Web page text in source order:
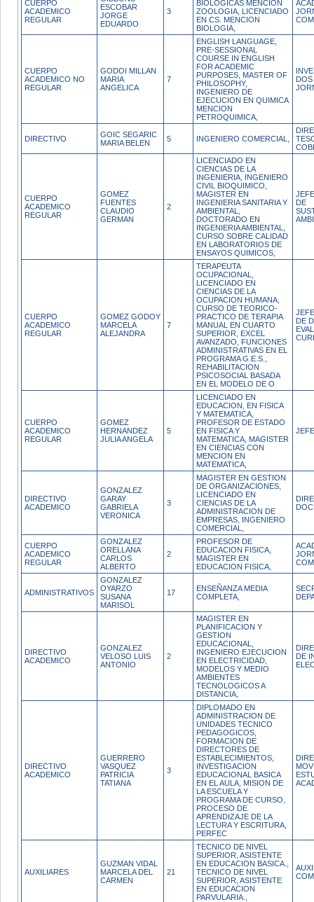
CUERPO
ACADEMICO
REGULAR
ESCOBAR
JORGE
EDUARDO
3
BIOLOGICAS MENCION
ZOOLOGIA, LICENCIADO
EN CS. MENCION
BIOLOGIA,
CUERPO
ACADEMICO NO
REGULAR
GODOI MILLAN
MARIA
ANGELICA
7
ENGLISH LANGUAGE,
PRE-SESSIONAL
COURSE IN ENGLISH
FOR ACADEMIC
PURPOSES, MASTER OF
PHILOSOPHY,
INGENIERO DE
EJECUCION EN QUIMICA
MENCION
PETROQUIMICA,
DIRECTIVO
GOIC SEGARIC
MARIA BELEN
5 INGENIERO COMERCIAL,
CUERPO
ACADEMICO
REGULAR
GOMEZ
FUENTES
CLAUDIO
GERMAN
2
LICENCIADO EN
CIENCIAS DE LA
INGENIERIA, INGENIERO
CIVIL BIOQUIMICO,
MAGISTER EN
INGENIERIA SANITARIA Y
AMBIENTAL,
DOCTORADO EN
INGENIERIA AMBIENTAL,
CURSO SOBRE CALIDAD
EN LABORATORIOS DE
ENSAYOS QUIMICOS,
DE
CUERPO
ACADEMICO
REGULAR
GOMEZ GODOY
MARCELA
ALEJANDRA
7
TERAPEUTA
OCUPACIONAL,
LICENCIADO EN
CIENCIAS DE LA
OCUPACION HUMANA,
CURSO DE TEORICO-
PRACTICO DE TERAPIA
MANUAL EN CUARTO
SUPERIOR, EXCEL
AVANZADO, FUNCIONES
ADMINISTRATIVAS EN EL
PROGRAMA G.E.S.,
REHABILITACION
PSICOSOCIAL BASADA
EN EL MODELO DE O
DE
CUERPO
ACADEMICO
REGULAR
GOMEZ
HERNANDEZ
JULIA ANGELA
5
LICENCIADO EN
EDUCACION, EN FISICA
Y MATEMATICA,
PROFESOR DE ESTADO
EN FISICA Y
MATEMATICA, MAGISTER
EN CIENCIAS CON
MENCION EN
MATEMATICA,
DIRECTIVO
ACADEMICO
GONZALEZ
GARAY
GABRIELA
VERONICA
3
MAGISTER EN GESTION
DE ORGANIZACIONES,
LICENCIADO EN
CIENCIAS DE LA
ADMINISTRACION DE
EMPRESAS, INGENIERO
COMERCIAL,
CUERPO
ACADEMICO
REGULAR
GONZALEZ
ORELLANA
CARLOS
ALBERTO
2
PROFESOR DE
EDUCACION FISICA,
MAGISTER EN
EDUCACION FISICA,
ADMINISTRATIVOS
GONZALEZ
OYARZO
SUSANA
MARISOL
17
ENSEÑANZA MEDIA
COMPLETA,
DIRECTIVO
ACADEMICO
GONZALEZ
VELOSO LUIS
ANTONIO
2
MAGISTER EN
PLANIFICACION Y
GESTION
EDUCACIONAL,
INGENIERO EJECUCION
EN ELECTRICIDAD,
MODELOS Y MEDIO
AMBIENTES
TECNOLOGICOS A
DISTANCIA,
DE
DIRECTIVO
ACADEMICO
GUERRERO
VASQUEZ
PATRICIA
TATIANA
3
DIPLOMADO EN
ADMINISTRACION DE
UNIDADES TECNICO
PEDAGOGICOS,
FORMACION DE
DIRECTORES DE
ESTABLECIMIENTOS,
INVESTIGACION
EDUCACIONAL BASICA
EN EL AULA, MISION DE
LA ESCUELA Y
PROGRAMA DE CURSO,
PROCESO DE
APRENDIZAJE DE LA
LECTURA Y ESCRITURA,
PERFEC
AUXILIARES
GUZMAN VIDAL
MARCELA DEL
CARMEN
21
TECNICO DE NIVEL
SUPERIOR, ASISTENTE
EN EDUCACION BASICA.,
TECNICO DE NIVEL
SUPERIOR, ASISTENTE
EN EDUCACION
PARVULARIA.,